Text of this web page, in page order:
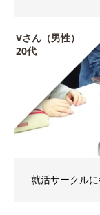
Vさん（男性）
20代
就活サークル